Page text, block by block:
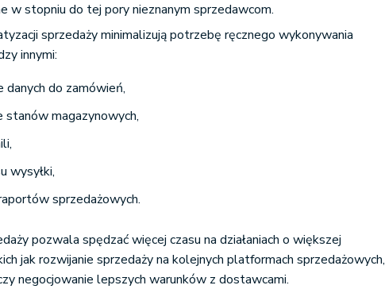
w stopniu do tej pory nieznanym sprzedawcom.
sprzedaży minimalizują potrzebę ręcznego wykonywania
innymi:
danych do zamówień,
magazynowych,
wysyłki,
sprzedażowych.
pozwalaspędzać więcej czasu na działaniach o większej
jak rozwijanie sprzedaży na kolejnych platformach sprzedażowych,
negocjowanie lepszych warunków z dostawcami.